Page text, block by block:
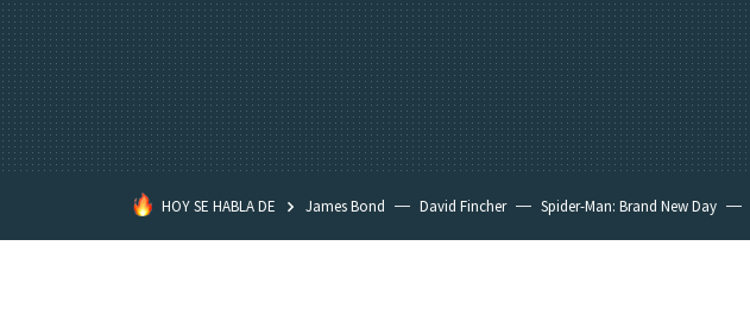
HOY SE HABLA DE James Bond David Fincher Spider-Man: Brand New Day